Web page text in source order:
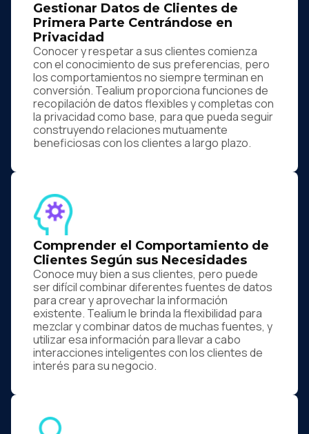
Gestionar Datos de Clientes de
Primera Parte Centrándose en
Privacidad
Conocer y respetar a sus clientes comienza
con el conocimiento de sus preferencias, pero
los comportamientos no siempre terminan en
conversión. Tealium proporciona funciones de
recopilación de datos flexibles y completas con
la privacidad como base, para que pueda seguir
construyendo relaciones mutuamente
beneficiosas con los clientes a largo plazo.
Comprender el Comportamiento de
Clientes Según sus Necesidades
Conoce muy bien a sus clientes, pero puede
ser difícil combinar diferentes fuentes de datos
para crear y aprovechar la información
existente. Tealium le brinda la flexibilidad para
mezclar y combinar datos de muchas fuentes, y
utilizar esa información para llevar a cabo
interacciones inteligentes con los clientes de
interés para su negocio.